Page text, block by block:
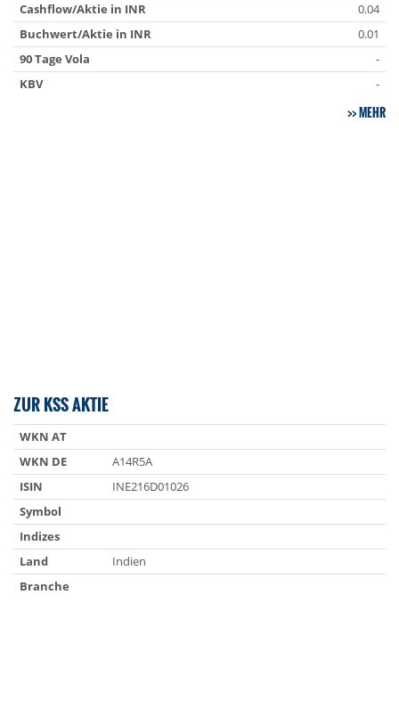
Cashflow/Aktie in INR
0.04
Buchwert/Aktie in INR
0.01
90 Tage Vola
-
KBV
-
MEHR
ZUR KSS AKTIE
WKN AT
WKN DE
A14R5A
ISIN
INE216D01026
Symbol
Indizes
Land
Indien
Branche